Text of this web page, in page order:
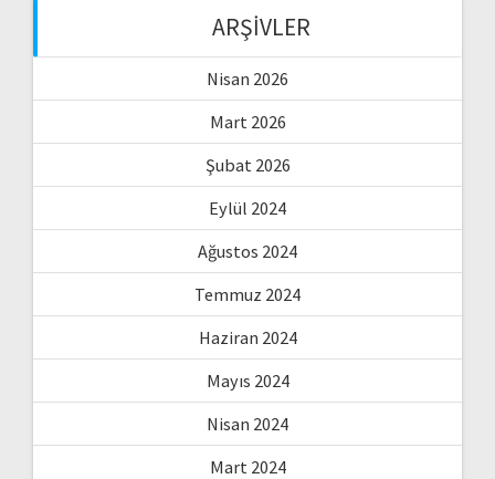
ARŞIVLER
Nisan 2026
Mart 2026
Şubat 2026
Eylül 2024
Ağustos 2024
Temmuz 2024
Haziran 2024
Mayıs 2024
Nisan 2024
Mart 2024